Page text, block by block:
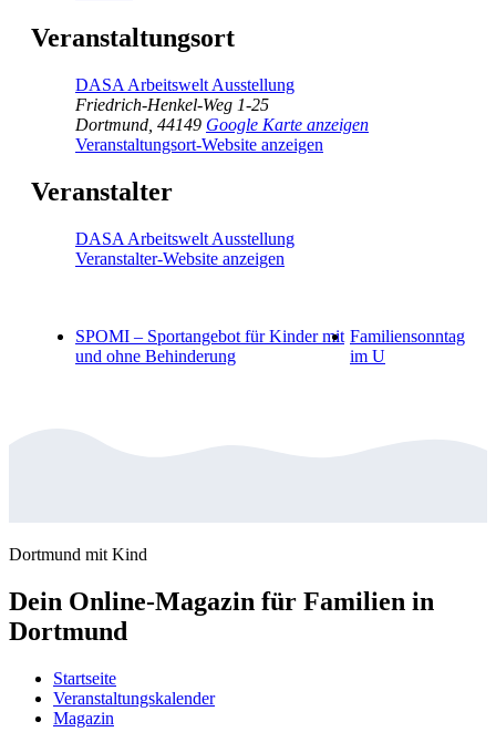
Veranstaltungsort
DASA Arbeitswelt Ausstellung
Friedrich-Henkel-Weg 1-25
Dortmund 44149 Google Karte anzeigen
Veranstaltungsort-Website anzeigen
Veranstalter
DASA Arbeitswelt Ausstellung
Veranstalter-Website anzeigen
SPOMI – Sportangebot für Kinder mit
und ohne Behinderung
Familiensonntag
im U
Dortmund mit Kind
Dein Online-Magazin für Familien in
Dortmund
Startseite
Veranstaltungskalender
Magazin